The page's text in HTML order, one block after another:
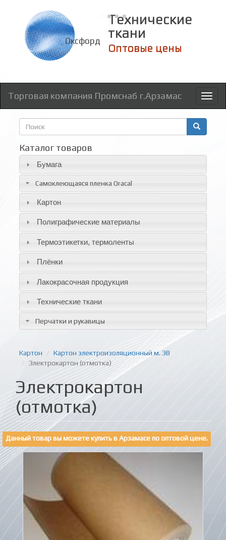
Технические
ткани
Оксфорд
Оптовые цены
Торговая компания Промснаб г.Арзамас
Форма
поиска
Каталог товаров
Бумага
Самоклеющаяся пленка Oracal
Картон
Полиграфические материалы
Термоэтикетки, термоленты
Плёнки
Лакокрасочная продукция
Технические ткани
Перчатки и рукавицы
Картон
Картон электроизоляционный м. ЭВ
Электрокартон (отмотка)
Электрокартон
(отмотка)
Данный товар вы можете купить в Арзамасе по оптовой цене.